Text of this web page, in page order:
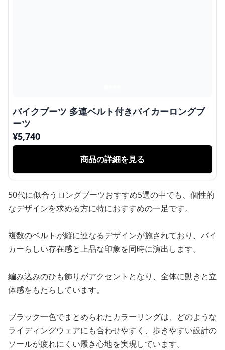
バイクブーツ 多連ベルト付きバイカーロングブ
ーツ
¥5,740
商品の詳細を見る
50代に似合うロングブーツおすすめ5選の中でも、個性的
なデザインを求める方に特におすすめの一足です。
複数のベルトが縦に連なるデザインが施されており、バイ
カーらしい存在感と上品な印象を同時に演出します。
編み込みのひも飾りがアクセントとなり、全体に動きと立
体感をもたらしています。
ブラック一色でまとめられたカラーリングは、どのような
ライディングウェアにも合わせやすく、歩きやすい設計の
ソールが疲れにくい履き心地を実現しています。